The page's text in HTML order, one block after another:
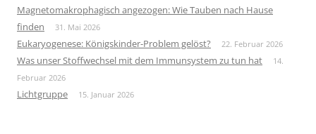
Magnetomakrophagisch angezogen: Wie Tauben nach Hause
finden
31. Mai 2026
Eukaryogenese: Königskinder-Problem gelöst? 22. Februar 2026
Was unser Stoffwechsel mit dem Immunsystem zu tun hat
14.
Februar 2026
Lichtgruppe 15. Januar 2026